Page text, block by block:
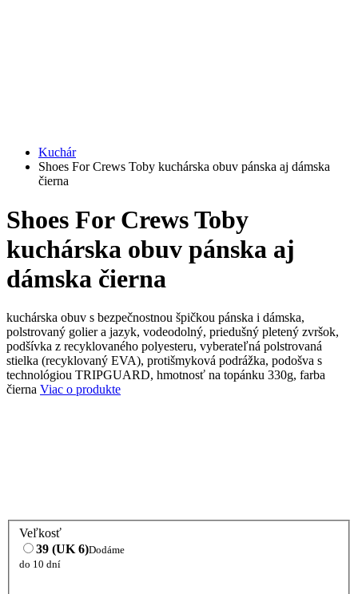
Kuchár
Shoes For Crews Toby kuchárska obuv pánska aj dámska
čierna
Shoes For Crews Toby
kuchárska obuv pánska aj
dámska čierna
kuchárska obuv s bezpečnostnou špičkou pánska i dámska,
polstrovaný golier a jazyk, vodeodolný, priedušný pletený zvršok,
podšívka z recyklovaného polyesteru, vyberateľná polstrovaná
stielka (recyklovaný EVA), protišmyková podrážka, podošva s
technológiou TRIPGUARD, hmotnosť na topánku 330g, farba
čierna Viac o produkte
Veľkosť
39 (UK 6)Dodáme
do 10 dní